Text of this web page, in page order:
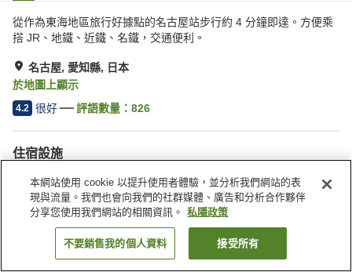
從作為東海地區旅行好據點的名古屋站步行約 4 分鐘即達。方便乘
搭 JR、地鐵、近鐵、名鐵，交通便利。
名古屋, 愛知縣, 日本
於地圖上顯示
4.2 很好 評語數量： 826
住宿設施
水療/美容院
自動販賣機
收費洗衣房
送遞服務
找客房
本網站使用 cookie 以提升使用者體驗，並分析我們網站的表
現與流量。我們也會向我們的社群媒體、廣告和分析合作夥伴
分享您使用我們網站的相關資訊。
私隱政策
不要銷售我的個人資料 接受所有